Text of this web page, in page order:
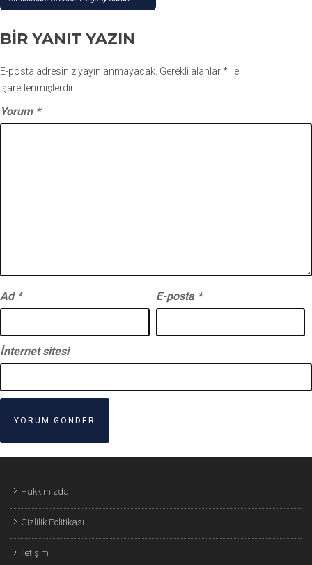
BIR YANIT YAZIN
E-posta adresiniz yayınlanmayacak. Gerekli alanlar* ile
işaretlenmişlerdir
Yorum *
Ad * E-posta *
İnternet sitesi
Hakkımızda
Gizlilik Politikası
İletişim